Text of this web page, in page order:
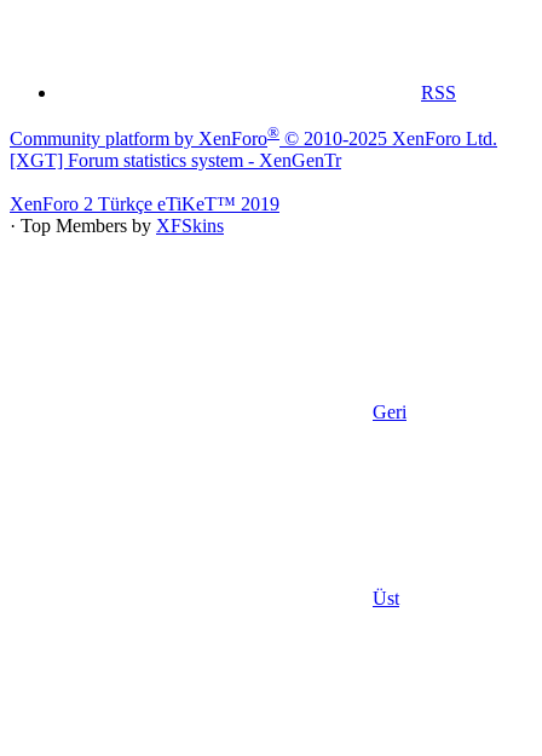
RSS
Community platform by XenForo® © 2010-2025 XenForo Ltd.
[XGT] Forum statistics system - XenGenTr
XenForo 2 Türkçe eTiKeT™ 2019
· Top Members by XFSkins
Geri
Üst